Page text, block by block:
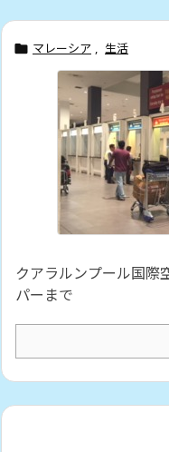
 マレーシア , 生活
クアラルンプール国際
パーまで